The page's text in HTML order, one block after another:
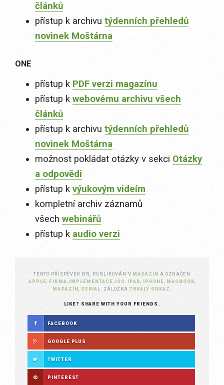
článků
přístup k archivu týdenních přehledů
novinek Moštárna
ONE
přístup k PDF verzi magazínu
přístup k webovému archivu všech
článků
přístup k archivu týdenních přehledů
novinek Moštárna
možnost pokládat otázky v sekci Otázky
a odpovědi
přístup k výukovým videím
kompletní archiv záznamů
všech webinářů
přístup k audio verzi
TENTO PŘÍSPĚVEK BYL PUBLIKOVÁN V MAGAZÍN A OZNAČEN
APPLE
FIRMA IMPLEMENTACE IOS IPAD IPHONE MACBOOK
MAGAZÍN
SERIAL . ZÁLOŽKA TRVALÝ ODKAZ
LIKE? SHARE WITH YOUR FRIENDS.
FACEBOOK
GOOGLE PLUS
TWITTER
PINTEREST